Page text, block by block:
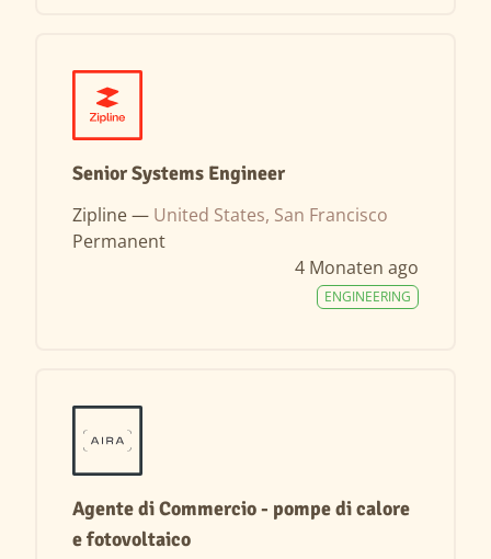
Senior Systems Engineer
Zipline — United States, San Francisco
Permanent
4 Monaten ago
ENGINEERING
Agente di Commercio - pompe di calore
e fotovoltaico